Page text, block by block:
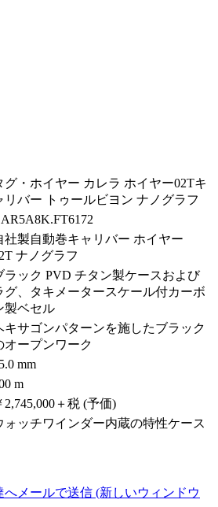
グ・ホイヤー カレラ ホイヤー02Tキ
リバー トゥールビヨン ナノグラフ
社製自動巻キャリバー ホイヤー
ナノグラフ
ラック PVD チタン製ケースおよび
グ、タキメータースケール付カーボ
製ベセル
キサゴンパターンを施したブラック
オープンワーク
mm
m
2,745,000＋税 (予価)
ォッチワインダー内蔵の特性ケース
へメールで送信 (新しいウィンドウ